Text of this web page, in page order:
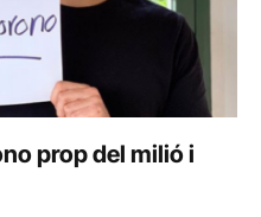
prop del milió i